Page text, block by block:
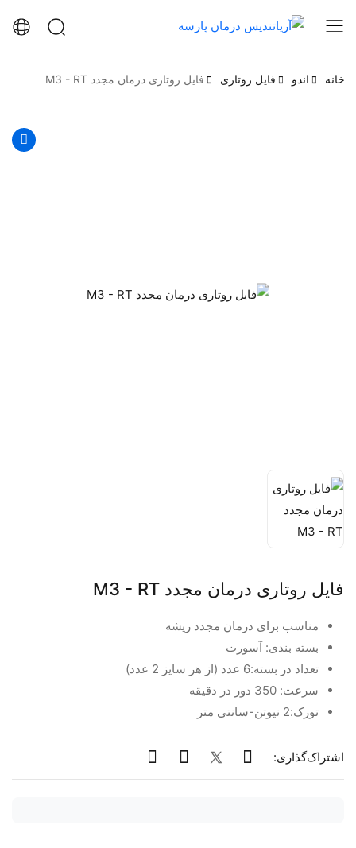
خانه اندو فایل روتاری فایل روتاری درمان مجدد M3 - RT
فایل روتاری درمان مجدد M3 - RT
مناسب برای درمان مجدد ریشه
بسته بندی: آسورت
تعداد در بسته:6 عدد (از هر سایز 2 عدد)
سرعت: 350 دور در دقیقه
تورک:2 نیوتن-سانتی متر
اشتراک‌گذاری: